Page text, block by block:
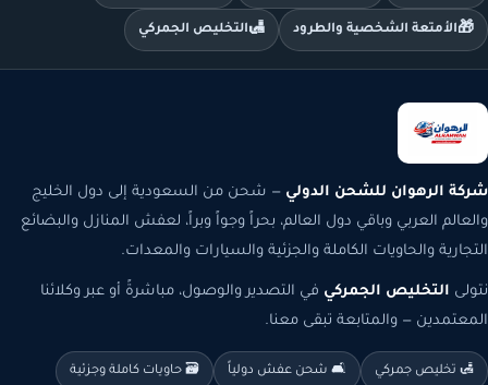
🎁الأمتعة الشخصية والطرود 🛃التخليص الجمركي
شركة الرهوان للشحن الدولي — شحن من السعودية إلى دول الخليج
والعالم العربي وباقي دول العالم، بحراً وجواً وبراً، لعفش المنازل والبضائع
التجارية والحاويات الكاملة والجزئية والسيارات والمعدات.
نتولى التخليص الجمركي في التصدير والوصول، مباشرةً أو عبر وكلائنا
المعتمدين — والمتابعة تبقى معنا.
🛃 تخليص جمركي 🛋️ شحن عفش دولياً 🗃️ حاويات كاملة وجزئية